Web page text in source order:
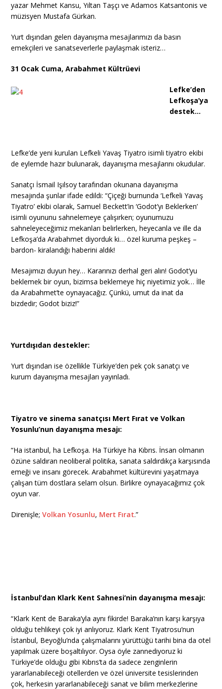
yazar Mehmet Kansu, Yıltan Taşçı ve Adamos Katsantonis ve
müzisyen Mustafa Gürkan.
Yurt dışından gelen dayanışma mesajlarımızı da basın
emekçileri ve sanatseverlerle paylaşmak isteriz…
31 Ocak Cuma, Arabahmet Kültrüevi
Lefke’den
Lefkoşa’ya
destek…
Lefke’de yeni kurulan Lefkeli Yavaş Tiyatro isimli tiyatro ekibi
de eylemde hazır bulunarak, dayanışma mesajlarını okudular.
Sanatçı İsmail Işılsoy tarafından okunana dayanışma
mesajında şunlar ifade edildi: “Çiçeği burnunda ‘Lefkeli Yavaş
Tiyatro’ ekibi olarak, Samuel Beckett’in ‘Godot’yı Beklerken’
isimli oyununu sahnelemeye çalışırken; oyunumuzu
sahneleyeceğimiz mekanları belirlerken, heyecanla ve ille da
Lefkoşa’da Arabahmet diyorduk ki… özel kuruma peşkeş –
bardon- kiralandığı haberini aldık!
Mesajımızı duyun hey… Kararınızı derhal geri alın! Godot’yu
beklemek bir oyun, bizimsa beklemeye hiç niyetimiz yok… İlle
da Arabahmet’te oynayacağız. Çünkü, umut da inat da
bizdedir; Godot biziz!”
Yurtdışıdan destekler:
Yurt dışından ise özellikle Türkiye’den pek çok sanatçı ve
kurum dayanışma mesajları yayınladı.
Tiyatro ve sinema sanatçısı Mert Fırat ve Volkan
Yosunlu’nun dayanışma mesajı:
“Ha istanbul, ha Lefkoşa. Ha Türkiye ha Kıbrıs. İnsan olmanın
özüne saldıran neoliberal politika, sanata saldırdıkça karşısında
emeği ve insanı görecek. Arabahmet kültürevini yaşatmaya
çalışan tüm dostlara selam olsun. Birlikre oynayacağımız çok
oyun var.
Direnişle; Volkan Yosunlu, Mert Fırat.”
İstanbul’dan Klark Kent Sahnesi’nin dayanışma mesajı:
“Klark Kent de Baraka’yla aynı fikirde! Baraka’nın karşı karşıya
olduğu tehlikeyi çok iyi anlıyoruz. Klark Kent Tiyatrosu’nun
İstanbul, Beyoğlu’nda çalışmalarını yürüttüğü tarihi bina da otel
yapılmak üzere boşaltılıyor. Oysa öyle zannediyoruz ki
Türkiye’de olduğu gibi Kıbrıs’ta da sadece zenginlerin
yararlanabileceği otellerden ve özel üniversite tesislerinden
çok, herkesin yararlanabileceği sanat ve bilim merkezlerine